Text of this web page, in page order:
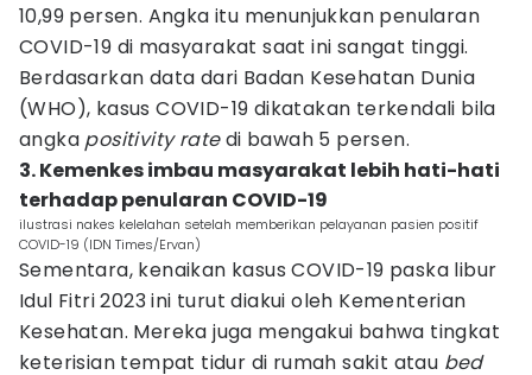
10,99 persen. Angka itu menunjukkan penularan
COVID-19 di masyarakat saat ini sangat tinggi.
Berdasarkan data dari Badan Kesehatan Dunia
(WHO), kasus COVID-19 dikatakan terkendali bila
angka positivity ratedi bawah 5 persen.
3. Kemenkes imbau masyarakat lebih hati-hati
terhadap penularan COVID-19
ilustrasi nakes kelelahan setelah memberikan pelayanan pasien positif
COVID-19 (IDN Times/Ervan)
Sementara, kenaikan kasus COVID-19 paska libur
Idul Fitri 2023 ini turut diakui oleh Kementerian
Kesehatan. Mereka juga mengakui bahwa tingkat
keterisian tempat tidur di rumah sakit atau bed